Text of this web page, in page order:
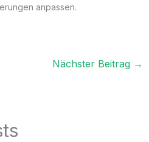
anpassen.
Nächster Beitrag →